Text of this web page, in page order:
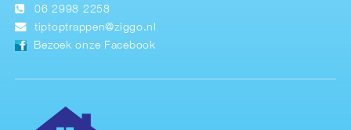
06 2998 2258
tiptoptrappen@ziggo.nl
Bezoek onze Facebook